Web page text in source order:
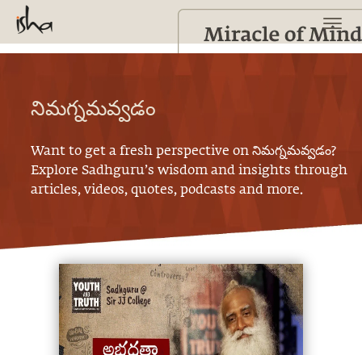
నిమగ్నమవ్వడం
Want to get a fresh perspective onనిమగ్నమవ్వడం?
Explore Sadhguru’s wisdom and insights through
articles, videos, quotes, podcasts and more.